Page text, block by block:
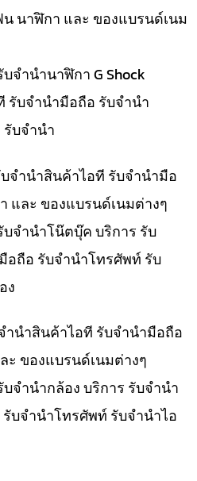
นาฬิกา และ ของแบรนด์เนม
จำนำนาฬิกา G Shock
รับจำนำมือถือ รับจำนำ
บจำนำ
จำนำสินค้าไอที รับจำนำมือ
และ ของแบรนด์เนมต่างๆ
จำนำโน๊ตบุ๊ค บริการ รับ
อถือ รับจำนำโทรศัพท์ รับ
ง
ำนำสินค้าไอที รับจำนำมือถือ
ของแบรนด์เนมต่างๆ
จำนำกล้อง บริการ รับจำนำ
บจำนำโทรศัพท์ รับจำนำไอ